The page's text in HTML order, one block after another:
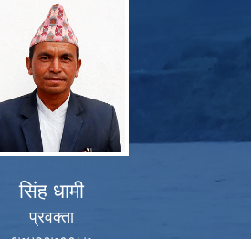
सिंह धामी
प्रवक्ता